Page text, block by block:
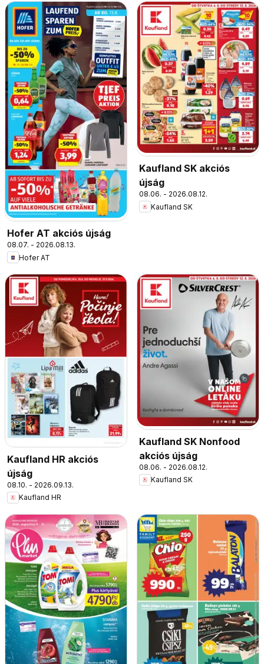
Hofer AT akciós újság
08.07. - 2026.08.13.
Hofer AT
Kaufland SK akciós
újság
08.06. - 2026.08.12.
Kaufland SK
Kaufland HR akciós
újság
08.10. - 2026.09.13.
Kaufland HR
Kaufland SK Nonfood
akciós újság
08.06. - 2026.08.12.
Kaufland SK